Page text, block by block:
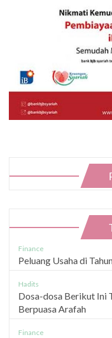
Finance
Peluang Usaha di
Hadits
Dosa-dosa Berikut Ini
Berpuasa Arafah
Finance